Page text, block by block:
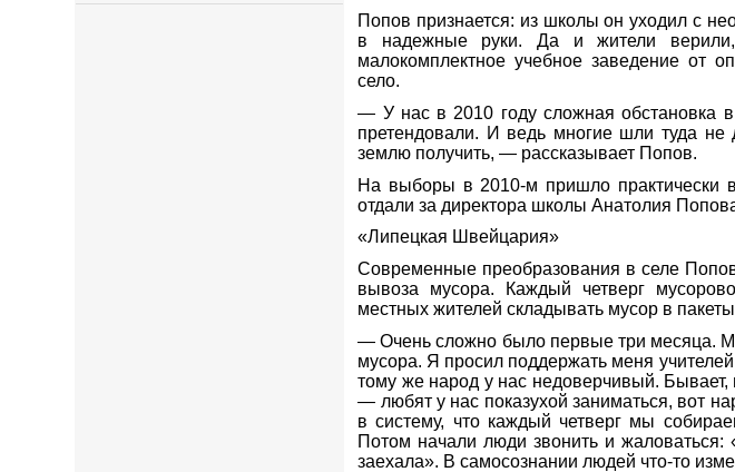
Попов признается: из школы он уходил с
в надежные руки. Да и жители
малокомплектное учебное заведение от
село.
— У нас в 2010 году сложная обстановка
претендовали. И ведь многие шли туда
землю получить, — рассказывает Попов.
На выборы в 2010-м пришло практически
отдали за директора школы Анатолия
«Липецкая Швейцария»
Современные преобразования в селе
вывоза мусора. Каждый четверг
местных жителей складывать мусор в
— Очень сложно было первые три месяца.
мусора. Я просил поддержать меня
тому же народ у нас недоверчивый. Бывает,
— любят у нас показухой заниматься, вот
в систему, что каждый четверг мы
Потом начали люди звонить и
заехала». В самосознании людей что-то